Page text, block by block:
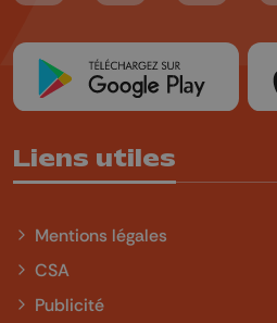
Liens utiles
Mentions légales
CSA
Publicité